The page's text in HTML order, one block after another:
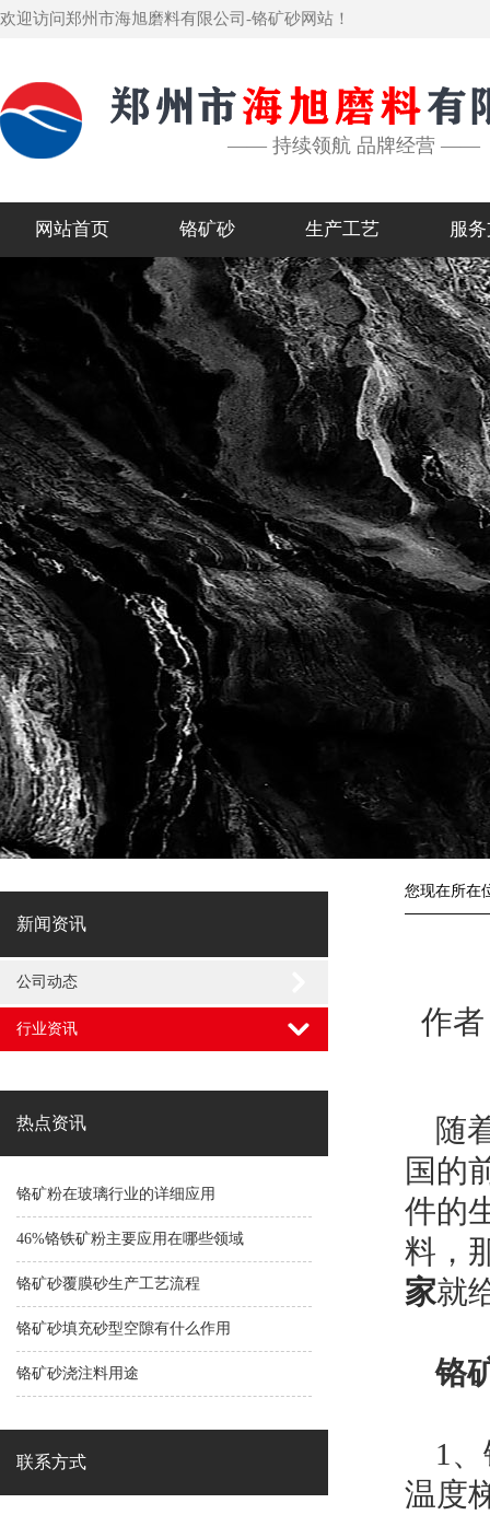
欢迎访问郑州市海旭磨料有限公司-铬矿砂网站！
—— 持续领航 品牌经营 ——
网站首页 铬矿砂 生产工艺 服
新闻资讯
公司动态
行业资讯
热点资讯
铬矿粉在玻璃行业的详细应用
46%铬铁矿粉主要应用在哪些领域
铬矿砂覆膜砂生产工艺流程
铬矿砂填充砂型空隙有什么作用
铬矿砂浇注料用途
联系方式
您现在所在
作
随
国的
件的
料，
家就
铬
1、
温度